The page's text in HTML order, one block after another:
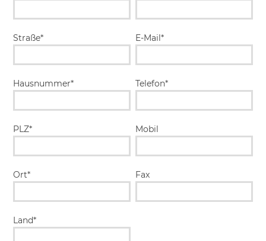
Straße*
Hausnummer*
PLZ*
Ort*
Land*
E-Mail*
Telefon*
Mobil
Fax